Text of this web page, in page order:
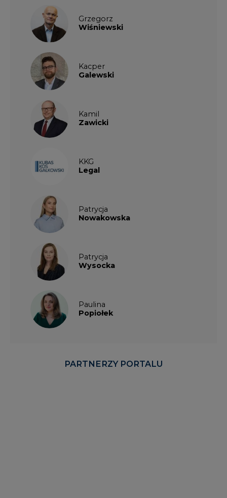
Grzegorz
Wiśniewski
Kacper
Galewski
Kamil
Zawicki
KKG
Legal
Patrycja
Nowakowska
Patrycja
Wysocka
Paulina
Popiołek
PARTNERZY PORTALU